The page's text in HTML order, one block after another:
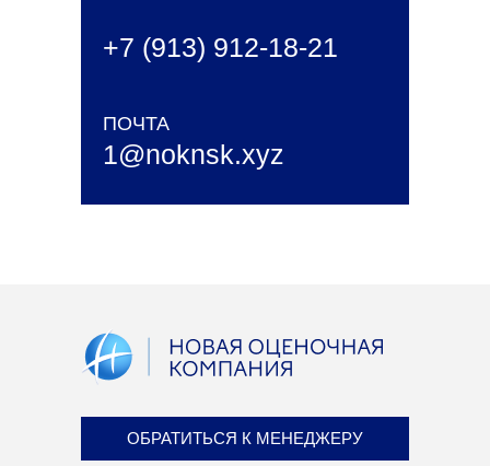
ПОЧТА
1@noknsk.xyz
+7 (913) 912-18-21
ОБРАТИТЬСЯ К МЕНЕДЖЕРУ